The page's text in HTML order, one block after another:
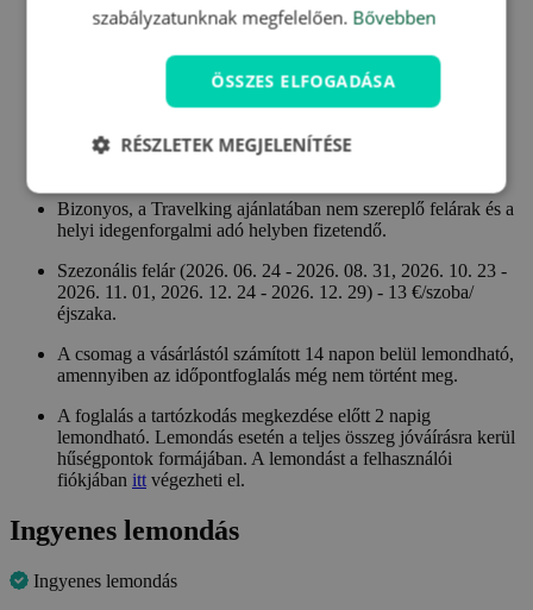
Gyermekeknek 9,9 éves korig 25 €/éj - pótágyon,
Gyermekeknek 14,9 éves korig 35 €/éj - pótágyon,
félpanzióval és fürdőbelépővel.
Gyermekeknek 17,9 éves korig 45 €/éj - pótágyon,
18 év feletti személynek 45 €/éj - pótágyon, félpanzióval és
Bizonyos, a Travelking ajánlatában nem szereplő felárak és a
helyi idegenforgalmi adó helyben fizetendő.
Szezonális felár (2026. 06. 24 - 2026. 08. 31, 2026. 10. 23 -
2026. 11. 01, 2026. 12. 24 - 2026. 12. 29) - 13 €/szoba/
éjszaka.
A csomag a vásárlástól számított 14 napon belül lemondható,
amennyiben az időpontfoglalás még nem történt meg.
A foglalás a tartózkodás megkezdése előtt 2 napig
lemondható. Lemondás esetén a teljes összeg jóváírásra kerül
hűségpontok formájában. A lemondást a felhasználói
fiókjában ittvégezheti el.
Ingyenes lemondás
Ingyenes lemondás
szabályzatunknak megfelelően. Bővebben
ÖSSZES ELFOGADÁSA
RÉSZLETEK MEGJELENÍTÉSE